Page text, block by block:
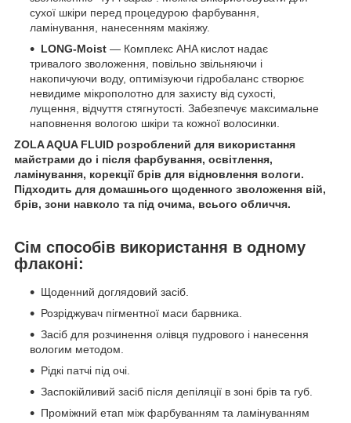
сухої шкіри перед процедурою фарбування,
ламінування, нанесенням макіяжу.
LONG-Moist — Комплекс AHA кислот надає
тривалого зволоження, повільно звільняючи і
накопичуючи воду, оптимізуючи гідробаланс створює
невидиме мікрополотно для захисту від сухості,
лущення, відчуття стягнутості. Забезпечує максимальне
наповнення вологою шкіри та кожної волосинки.
ZOLA AQUA FLUID розроблений для використання
майстрами до і після фарбування, освітлення,
ламінування, корекції брів для відновлення вологи.
Підходить для домашнього щоденного зволоження вій,
брів, зони навколо та під очима, всього обличчя.
Сім способів використання в одному
флаконі:
Щоденний доглядовий засіб.
Розріджувач пігментної маси барвника.
Засіб для розчинення олівця пудрового і нанесення
вологим методом.
Рідкі патчі під очі.
Заспокійливий засіб після депіляції в зоні брів та губ.
Проміжний етап між фарбуванням та ламінуванням